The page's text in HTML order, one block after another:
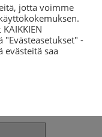
jotta voimme
-
evästeitä saa